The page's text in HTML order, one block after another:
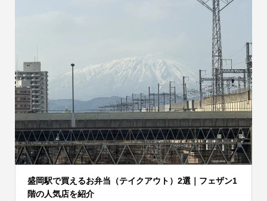
盛岡駅で買えるお弁当（テイクアウト）2選｜フェザン1
階の人気店を紹介